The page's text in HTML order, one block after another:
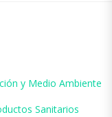
y Medio Ambiente
Sanitarios